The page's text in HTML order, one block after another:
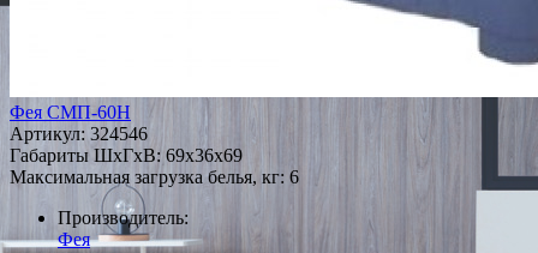
Фея СМП-60Н
Артикул: 324546
Габариты ШxГxВ: 69x36x69
Максимальная загрузка белья, кг: 6
Производитель:
Фея